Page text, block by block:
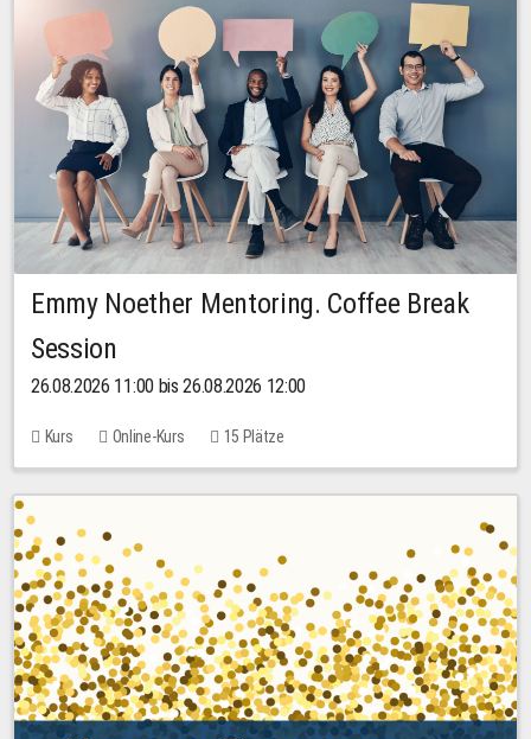
Emmy Noether Mentoring. Coffee Break
Session
26.08.2026 11:00 bis 26.08.2026 12:00
Kurs Online-Kurs 15 Plätze